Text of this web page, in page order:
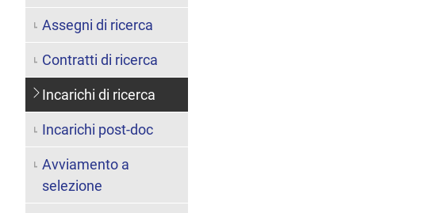
Assegni di ricerca
Contratti di ricerca
Incarichi di ricerca
Incarichi post-doc
Avviamento a
selezione